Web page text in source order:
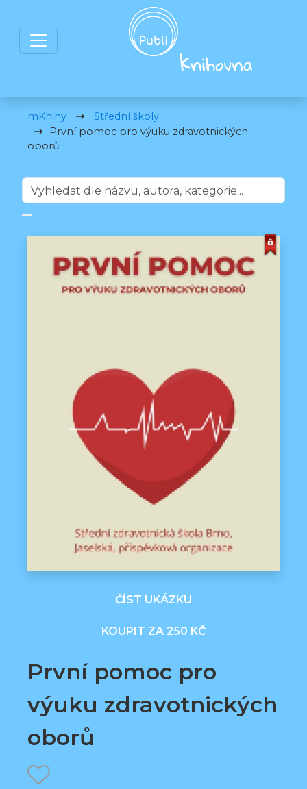
mKnihy
Střední školy
První pomoc pro výuku zdravotnických
oborů
ČÍST UKÁZKU
KOUPIT ZA 250 KČ
První pomoc pro
výuku zdravotnických
oborů